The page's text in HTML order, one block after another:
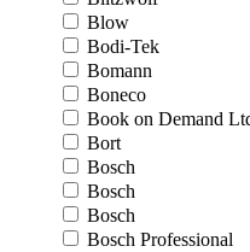
Blow
Bodi-Tek
Bomann
Boneco
Book on Demand
Bort
Bosch
Bosch
Bosch
Bosch Professional